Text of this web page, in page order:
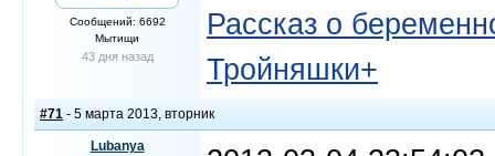
Сообщений: 6692
Мытищи
43 дня назад
Рассказ о
Тройняшки+
#71 - 5 марта 2013, вторник
Lubanya